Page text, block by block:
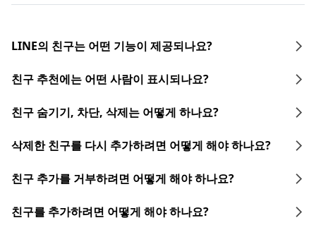
LINE의 친구는 어떤 기능이 제공되나요?
친구 추천에는 어떤 사람이 표시되나요?
친구 숨기기, 차단, 삭제는 어떻게 하나요?
삭제한 친구를 다시 추가하려면 어떻게 해야 하나요?
친구 추가를 거부하려면 어떻게 해야 하나요?
친구를 추가하려면 어떻게 해야 하나요?